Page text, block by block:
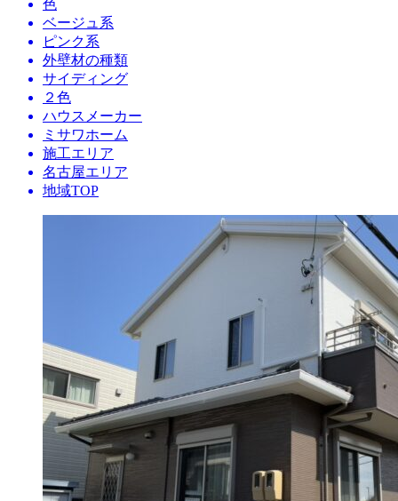
色
ベージュ系
ピンク系
外壁材の種類
サイディング
２色
ハウスメーカー
ミサワホーム
施工エリア
名古屋エリア
地域TOP